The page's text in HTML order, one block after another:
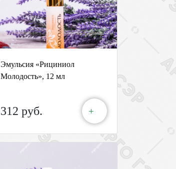
Эмульсия «Рициниол
Молодость», 12 мл
312 руб. +